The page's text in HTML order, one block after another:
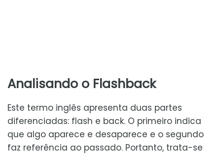
Analisando o Flashback
Este termo inglês apresenta duas partes
diferenciadas: flash e back. O primeiro indica
que algo aparece e desaparece e o segundo
faz referência ao passado. Portanto, trata-se